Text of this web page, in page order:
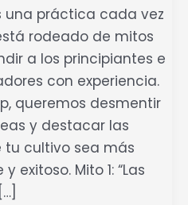
una práctica cada vez
rodeado de mitos
a los principiantes e
con experiencia.
queremos desmentir
y destacar las
cultivo sea más
exitoso. Mito 1: “Las